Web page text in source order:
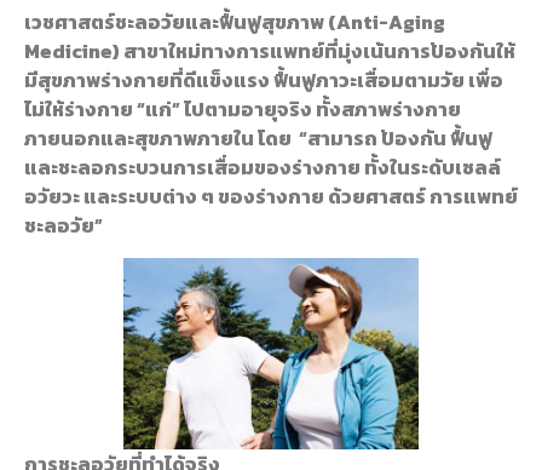
เวชศาสตร์ชะลอวัยและฟื้นฟูสุขภาพ (Anti-Aging
Medicine) สาขาใหม่ทางการแพทย์ที่มุ่งเน้นการป้องกันให้
มีสุขภาพร่างกายที่ดีแข็งแรง ฟื้นฟูภาวะเสื่อมตามวัย เพื่อ
ไม่ให้ร่างกาย “แก่” ไปตามอายุจริง ทั้งสภาพร่างกาย
ภายนอกและสุขภาพภายใน โดย “สามารถ ป้องกัน ฟื้นฟู
และชะลอกระบวนการเสื่อมของร่างกาย ทั้งในระดับเซลล์
อวัยวะ และระบบต่าง ๆ ของร่างกาย ด้วยศาสตร์ การแพทย์
ชะลอวัย”
การชะลอวัยที่ทำได้จริง